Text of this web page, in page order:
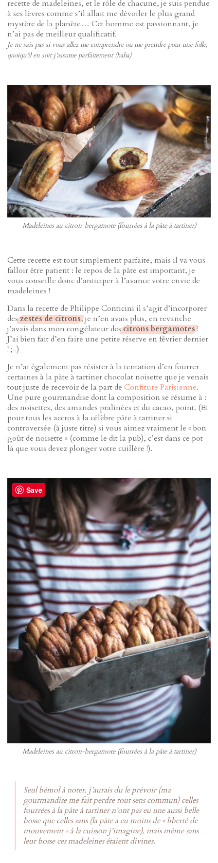
recette de madeleines, et le rôle de chacune, je suis pendue
à ses lèvres comme s’il allait me dévoiler le plus grand
mystère de la planète… Cet homme est passionnant, je
n’ai pas de meilleur qualificatif.
Je ne sais pas si vous allez me comprendre ou me prendre pour une folle,
quoiqu’il en soit j’assume parfaitement (haha)
Madeleines au citron-bergamote (fourrées à la pâte à tartiner)
Cette recette est tout simplement parfaite, mais il va vous
falloir être patient : le repos de la pâte est important, je
vous conseille donc d’anticiper à l’avance votre envie de
madeleines !
Dans la recette de Philippe Conticini il s’agit d’incorporer
deszestes de citrons, je n’en avais plus, en revanche
j’avais dans mon congélateur descitrons bergamotes!
J’ai bien fait d’en faire une petite réserve en février dernier
! ;-)
Je n’ai également pas résister à la tentation d’en fourrer
certaines à la pâte à tartiner chocolat noisette que je venais
tout juste de recevoir de la part de Confiture Parisienne.
Une pure gourmandise dont la composition se résume à :
des noisettes, des amandes pralinées et du cacao, point. (Et
pour tous les accros à la célèbre pâte à tartiner si
controversée (à juste titre) si vous aimez vraiment le « bon
goût de noisette » (comme le dit la pub), c’est dans ce pot
là que vous devez plonger votre cuillère !).
Madeleines au citron-bergamote (fourrées à la pâte à tartiner)
Seul bémol à noter, j’aurais du le prévoir (ma
gourmandise me fait perdre tout sens commun) celles
fourrées à la pâte à tartiner n’ont pas eu une aussi belle
bosse que celles sans (la pâte a eu moins de « liberté de
mouvement » à la cuisson j’imagine), mais même sans
leur bosse ces madeleines étaient divines.
Save